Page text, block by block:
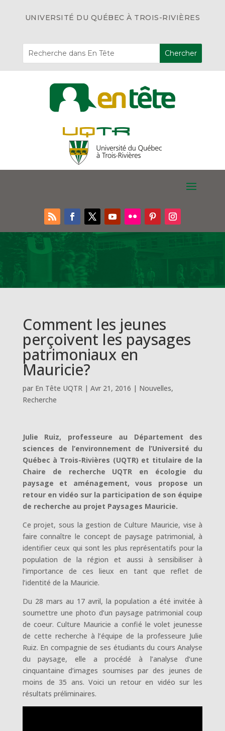
UNIVERSITÉ DU QUÉBEC À TROIS-RIVIÈRES
Comment les jeunes
perçoivent les paysages
patrimoniaux en
Mauricie?
par En Tête UQTR| Avr 21, 2016 | Nouvelles,
Recherche
Julie Ruiz, professeure au Département des
sciences de l’environnement de l’Université du
Québec à Trois-Rivières (UQTR) et titulaire de la
Chaire de recherche UQTR en écologie du
paysage et aménagement, vous propose un
retour en vidéo sur la participation de son équipe
de recherche au projet Paysages Mauricie.
Ce projet, sous la gestion de Culture Mauricie, vise à
faire connaître le concept de paysage patrimonial, à
identifier ceux qui sont les plus représentatifs pour la
population de la région et aussi à sensibiliser à
l’importance de ces lieux en tant que reflet de
l’identité de la Mauricie.
Du 28 mars au 17 avril, la population a été invitée à
soumettre une photo d’un paysage patrimonial coup
de coeur. Culture Mauricie a confié le volet jeunesse
de cette recherche à l’équipe de la professeure Julie
Ruiz. En compagnie de ses étudiants du cours Analyse
du paysage, elle a procédé à l’analyse d’une
cinquantaine d’images soumises par des jeunes de
moins de 35 ans. Voici un retour en vidéo sur les
résultats préliminaires.